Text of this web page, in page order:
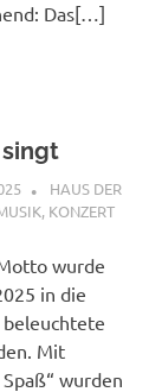
Das[…]
singt
ANDREAS
HAUS DER
, KONZERT
wurde
in die
Mit
Spaß“ wurden